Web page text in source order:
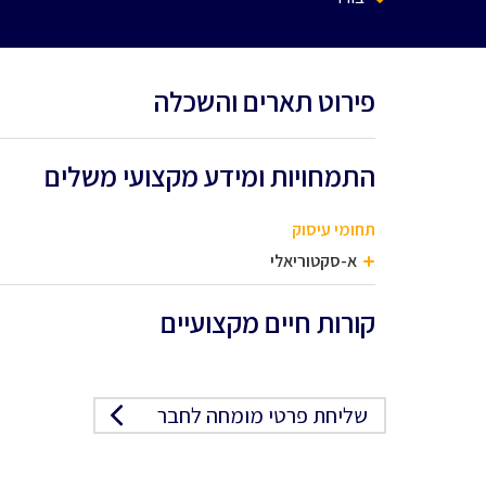
פירוט תארים והשכלה
התמחויות ומידע מקצועי משלים
תחומי עיסוק
א-סקטוריאלי
קורות חיים מקצועיים
שליחת פרטי מומחה לחבר